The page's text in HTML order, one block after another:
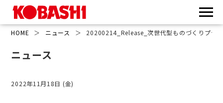
HOME ＞ ニュース ＞ 20200214_Release_次世代型ものづくりプラ
ニュース
2022年11月18日 (金)